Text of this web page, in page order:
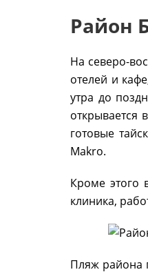
Район
На северо-
отелей и
утра до
открывается
готовые
Makro.
Кроме этого
клиника,
Пляж района